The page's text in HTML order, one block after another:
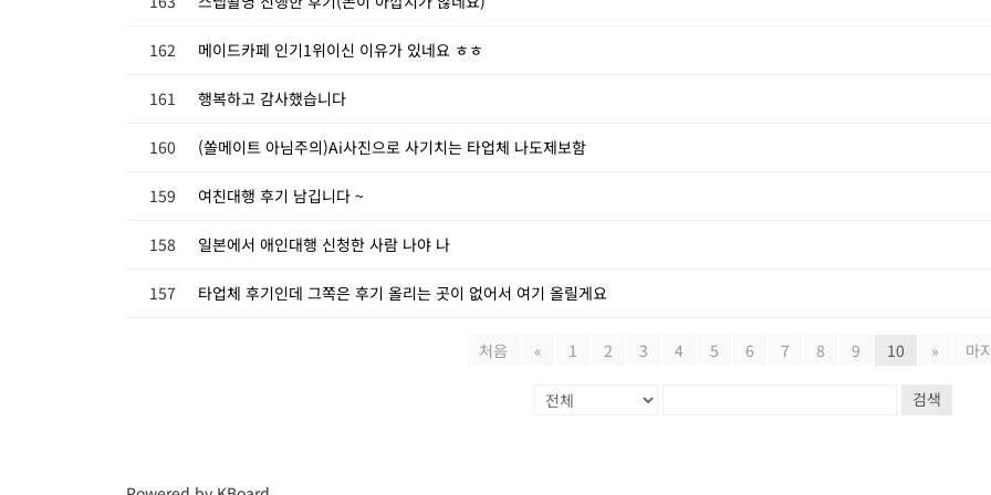
162 메이드카페 인기1위이신 이유가 있네요 ㅎㅎ
161 행복하고 감사했습니다
160 (쏠메이트 아님주의)Ai사진으로 사기치는 타업체 나도제보함
159 여친대행 후기 남깁니다 ~
158 일본에서 애인대행 신청한 사람 나야 나
157 타업체 후기인데 그쪽은 후기 올리는 곳이 없어서 여기 올릴게요
처음 « 1 2 3 4 5 6 7 8 9 10 » 마
검색